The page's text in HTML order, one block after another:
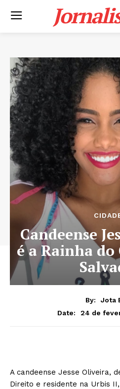
Candeense
é a Rainha
By:
Jota
Date:
24 de
A candeense Jesse Oliveira,
Direito e residente na Urbis